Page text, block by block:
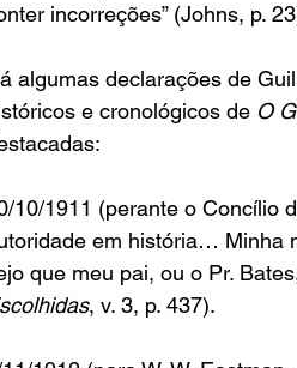
incorreções” (Johns, p.
algumas declarações de
e cronológicos de O
10/1911 (perante o Concílio
em história… Minha
que meu pai, ou o Pr.
, v. 3, p. 437).